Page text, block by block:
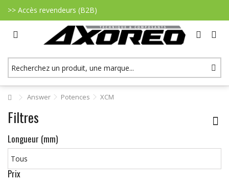
>> Accès revendeurs (B2B)
Answer Potences XCM
Filtres
Longueur (mm)
Prix